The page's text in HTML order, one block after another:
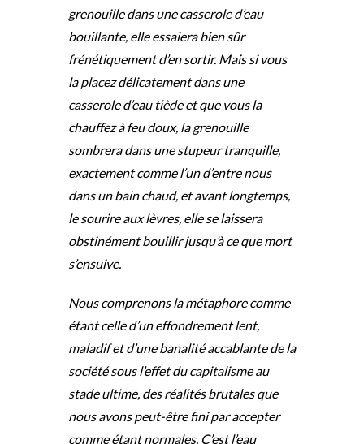
grenouille dans une casserole d’eau
bouillante, elle essaiera bien sûr
frénétiquement d’en sortir. Mais si vous
la placez délicatement dans une
casserole d’eau tiède et que vous la
chauffez à feu doux, la grenouille
sombrera dans une stupeur tranquille,
exactement comme l’un d’entre nous
dans un bain chaud, et avant longtemps,
le sourire aux lèvres, elle se laissera
obstinément bouillir jusqu’à ce que mort
s’ensuive.
Nous comprenons la métaphore comme
étant celle d’un effondrement lent,
maladif et d’une banalité accablante de la
société sous l’effet du capitalisme au
stade ultime, des réalités brutales que
nous avons peut-être fini par accepter
comme étant normales. C’est l’eau